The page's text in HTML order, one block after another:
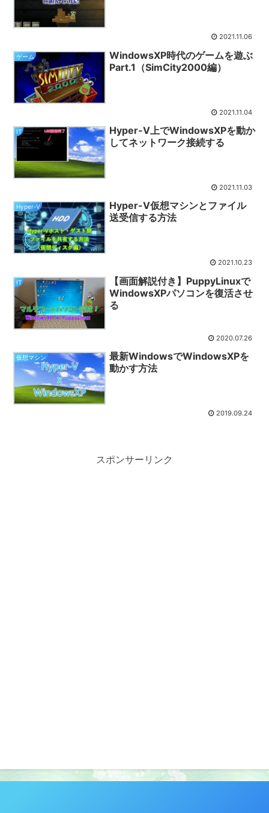
2021.11.06
ゲーム
WindowsXP時代のゲームを遊ぶ
Part.1（SimCity2000編）
2021.11.04
IT
Hyper-V上でWindowsXPを動か
してネットワーク接続する
2021.11.03
Hyper-V
Hyper-V仮想マシンとファイル
送受信する方法
2021.10.23
IT
【画面解説付き】PuppyLinuxで
WindowsXPパソコンを復活させ
る
2020.07.26
仮想マシン
最新WindowsでWindowsXPを
動かす方法
2019.09.24
スポンサーリンク